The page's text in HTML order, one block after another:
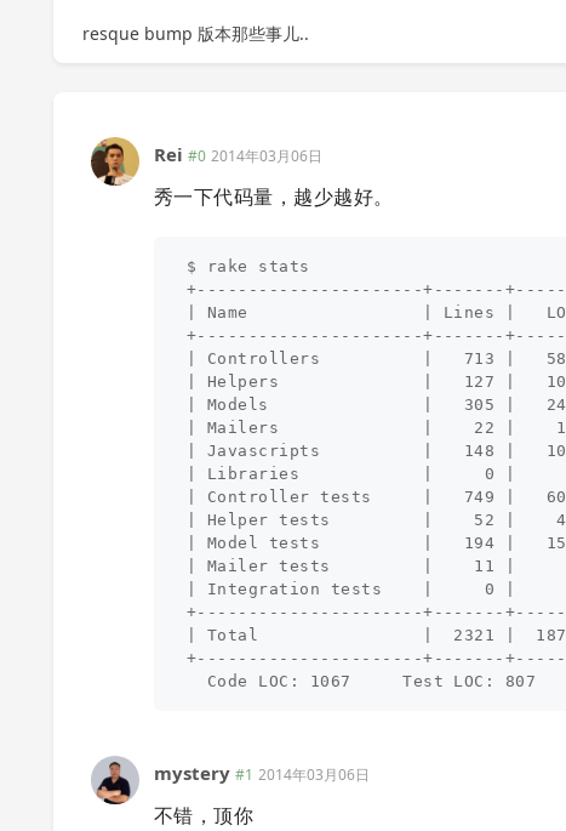
resque bump 版本那些事儿..
Rei #0 2014年03月06日
秀一下代码量，越少越好。
$ rake stats
+----------------------+-------
| Name                 | Lines |   LOC
+----------------------+-------
| Controllers          |   713 |
| Helpers              |   127 |
| Models               |   305 |
| Mailers              |    22 |
| Javascripts          |   148 |
| Libraries            |     0 |
| Controller tests     |   749 |
| Helper tests         |    52 |
| Model tests          |   194 |
| Mailer tests         |    11 |
| Integration tests    |     0 |
+----------------------+-------
| Total                |  2321 |
+----------------------+-------
mystery #1 2014年03月06日
不错，顶你